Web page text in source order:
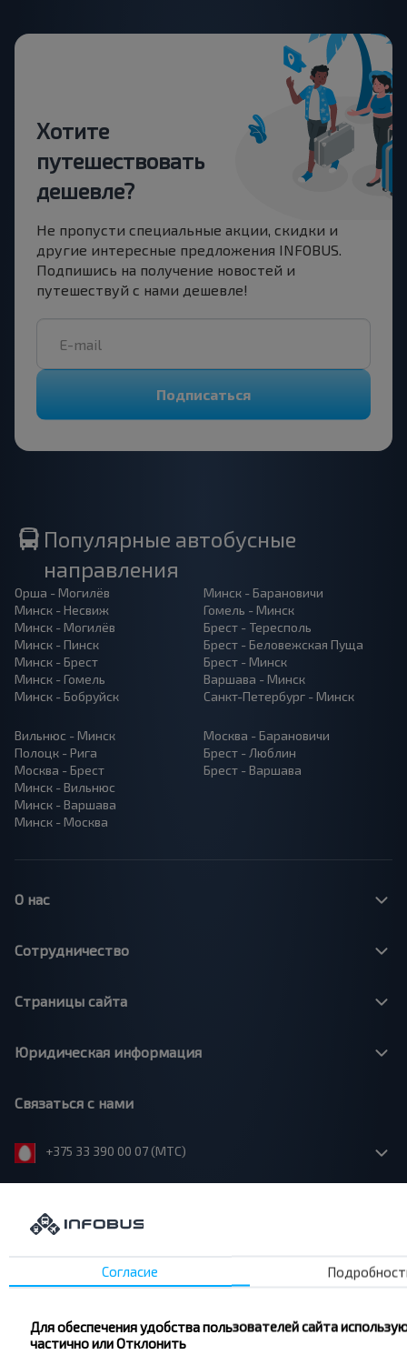
Хотите
путешествовать
дешевле?
Не пропусти специальные акции, скидки и
другие интересные предложения INFOBUS.
Подпишись на получение новостей и
путешествуй с нами дешевле!
Подписаться
Популярные автобусные
направления
Орша - Могилёв
Минск - Несвиж
Минск - Могилёв
Минск - Пинск
Минск - Брест
Минск - Гомель
Минск - Бобруйск
Минск - Барановичи
Гомель - Минск
Брест - Тересполь
Брест - Беловежская Пуща
Брест - Минск
Варшава - Минск
Санкт-Петербург - Минск
Вильнюс - Минск
Полоцк - Рига
Москва - Брест
Минск - Вильнюс
Минск - Варшава
Минск - Москва
Москва - Барановичи
Брест - Люблин
Брест - Варшава
О нас
Сотрудничество
Страницы сайта
Юридическая информация
Связаться с нами
+375 33 390 00 07 (МТС)
22А, офис 302.
Офис: Пн-Пт, 9:00 - 17:30
Согласие
Для обеспечения удобства пользователей сайта
частично или Отклонить